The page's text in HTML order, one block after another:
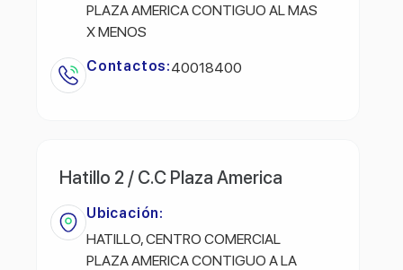
PLAZA AMERICA CONTIGUO AL MAS
X MENOS
Contactos:40018400
Hatillo 2 / C.C Plaza America
Ubicación:
HATILLO, CENTRO COMERCIAL
PLAZA AMERICA CONTIGUO A LA